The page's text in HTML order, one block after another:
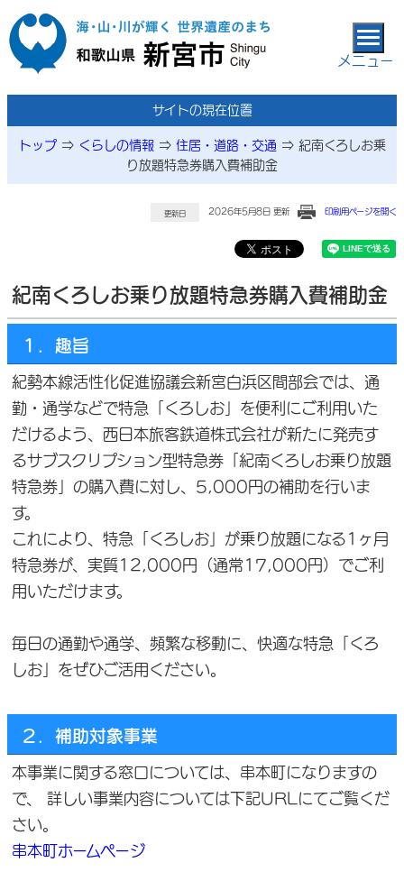
本文へ移動
メニュー
サイトの現在位置
トップ⇒ くらしの情報⇒ 住居・道路・交通 ⇒ 紀南くろしお乗
り放題特急券購入費補助金
更新日 2026年5月8日 更新 印刷用ページを開く
紀南くろしお乗り放題特急券購入費補助金
１．趣旨
紀勢本線活性化促進協議会新宮白浜区間部会では、通
勤・通学などで特急「くろしお」を便利にご利用いた
だけるよう、西日本旅客鉄道株式会社が新たに発売す
るサブスクリプション型特急券「紀南くろしお乗り放題
特急券」の購入費に対し、5,000円の補助を行いま
す。
これにより、特急「くろしお」が乗り放題になる1ヶ月
特急券が、実質12,000円（通常17,000円）でご利
用いただけます。
毎日の通勤や通学、頻繁な移動に、快適な特急「くろ
しお」をぜひご活用ください。
２．補助対象事業
本事業に関する窓口については、串本町になりますの
で、 詳しい事業内容については下記URLにてご覧くだ
さい。
串本町ホームページ